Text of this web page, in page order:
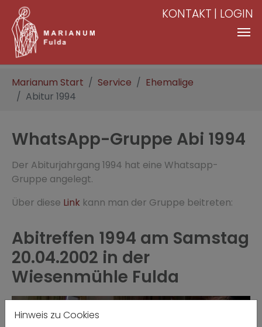
Zum Hauptinhalt springen
KONTAKT LOGIN
Marianum Start Service
Ehemalige
Abitur 1994
WhatsApp-Gruppe Abi 1994
Der Abiturjahrgang 1994 hat eine Whatsapp-
Gruppe angelegt.
Über diese Link kann man der Gruppe beitreten:
Abitreffen 1994 am Samstag
20.04.2002 in der
Wiesenmühle Fulda
Hinweis zu Cookies